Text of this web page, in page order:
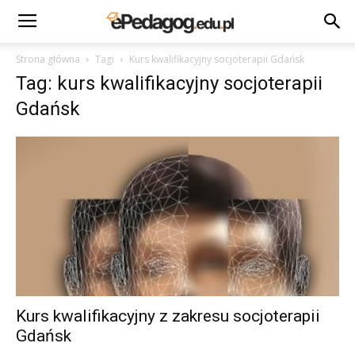
Strona główna Tagi Kurs kwalifikacyjny socjoterapii Gdańsk
Tag: kurs kwalifikacyjny socjoterapii
Gdańsk
Kurs kwalifikacyjny z zakresu socjoterapii
Gdańsk